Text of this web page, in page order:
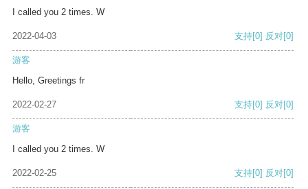
I called you 2 times. W
2022-04-03 支持[0] 反对[0]
游客
Hello, Greetings fr
2022-02-27 支持[0] 反对[0]
游客
I called you 2 times. W
2022-02-25 支持[0] 反对[0]